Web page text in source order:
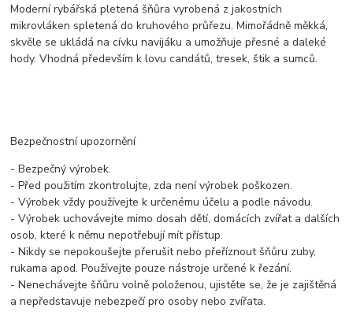
Moderní rybářská pletená šňůra vyrobená z jakostních
mikrovláken spletená do kruhového průřezu. Mimořádně měkká,
skvěle se ukládá na cívku navijáku a umožňuje přesné a daleké
hody. Vhodná především k lovu candátů, tresek, štik a sumců.
Bezpečnostní upozornění
- Bezpečný výrobek.
- Před použitím zkontrolujte, zda není výrobek poškozen.
- Výrobek vždy používejte k určenému účelu a podle návodu.
- Výrobek uchovávejte mimo dosah dětí, domácích zvířat a dalších
osob, které k němu nepotřebují mít přístup.
- Nikdy se nepokoušejte přerušit nebo přeříznout šňůru zuby,
rukama apod. Používejte pouze nástroje určené k řezání.
- Nenechávejte šňůru volně položenou, ujistěte se, že je zajištěná
a nepředstavuje nebezpečí pro osoby nebo zvířata.